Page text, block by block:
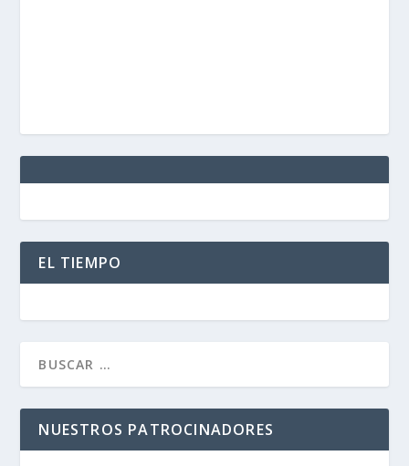
EL TIEMPO
NUESTROS PATROCINADORES